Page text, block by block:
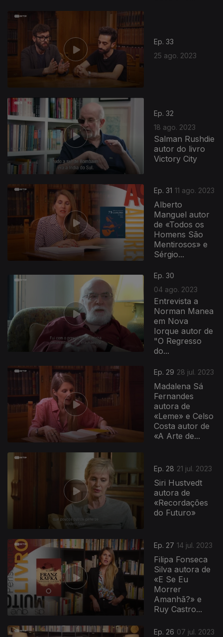
Ep. 33
25 ago. 2023
Ep. 32
18 ago. 2023
Salman Rushdie
autor do livro
Victory City
Ep. 31 11 ago. 2023
Alberto
Manguel autor
de «Todos os
Homens São
Mentirosos» e
Sérgio...
Ep. 30
04 ago. 2023
Entrevista a
Norman Manea
em Nova
Iorque autor de
"O Regresso
do...
Ep. 29 28 jul. 2023
Madalena Sá
Fernandes
autora de
«Leme» e Celso
Costa autor de
«A Arte de...
Ep. 28 21 jul. 2023
Siri Hustvedt
autora de
«Recordações
do Futuro»
706364
Ep. 27 14 jul. 2023
Filipa Fonseca
Silva autora de
«E Se Eu
Morrer
Amanhã?» e
Ruy Castro...
Ep. 26 07 jul. 2023